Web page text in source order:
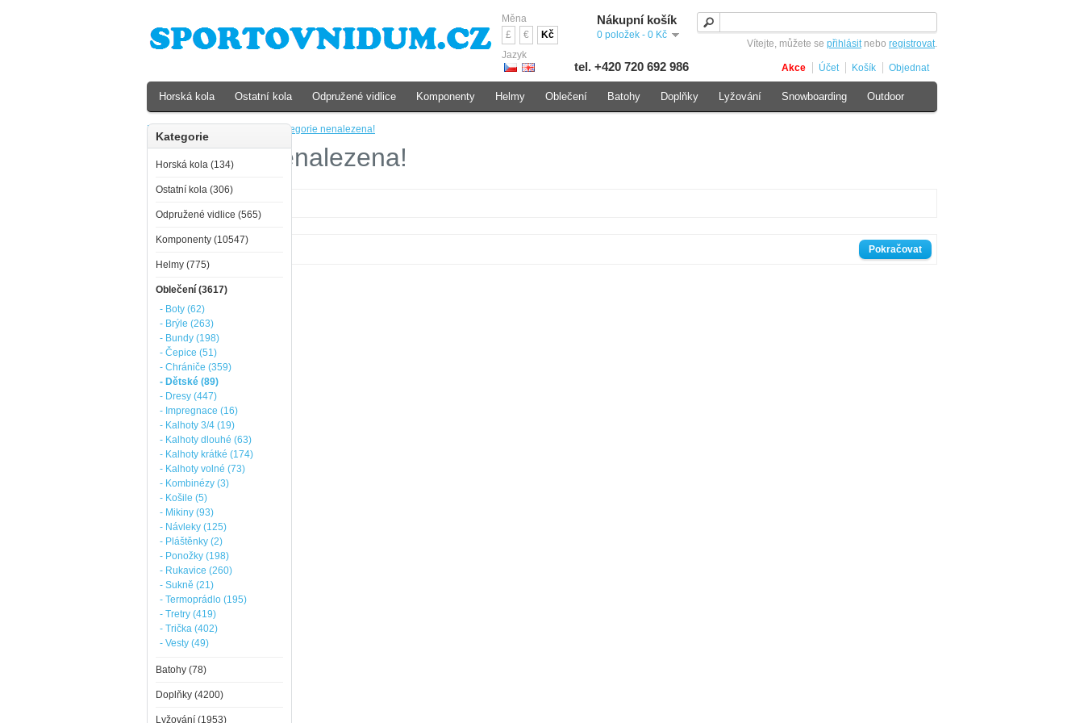
Jazyk
Měna
£
€ Kč
Nákupní košík
0 položek - 0 Kč
Vítejte, můžete se přihlásitnebo registrovat.
tel. +420 720 692 986 Akce Účet Košík Objednat
Kategorie
Horská kola (134)
Ostatní kola (306)
Odpružené vidlice (565)
Komponenty (10547)
Helmy (775)
Oblečení (3617)
- Boty (62)
- Brýle (263)
- Bundy (198)
- Čepice (51)
- Chrániče (359)
- Dětské (89)
- Dresy (447)
- Impregnace (16)
- Kalhoty 3/4 (19)
- Kalhoty dlouhé (63)
- Kalhoty krátké (174)
- Kalhoty volné (73)
- Kombinézy (3)
- Košile (5)
- Mikiny (93)
- Návleky (125)
- Pláštěnky (2)
- Ponožky (198)
- Rukavice (260)
- Sukně (21)
- Termoprádlo (195)
- Tretry (419)
- Trička (402)
- Vesty (49)
Batohy (78)
Doplňky (4200)
Lyžování (1953)
Domů Kategorie nenalezena!
Kategorie nenalezena!
Pokračovat
Horská kola Ostatní kola Odpružené vidlice Komponenty Helmy Oblečení Batohy Doplňky Lyžování Snowboarding Outdoor